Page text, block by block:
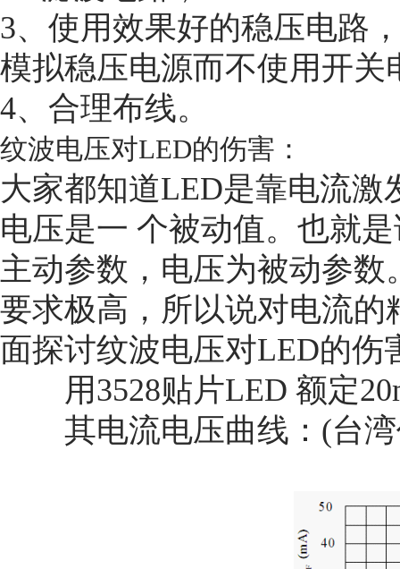
3、使用效果好的稳压电路
模拟稳压电源而不使用开关
4、合理布线。
纹波电压对LED的伤害：
大家都知道LED是靠电流
电压是一 个被动值。也就
主动参数，电压为被动参
要求极高，所以说对电流
面探讨纹波电压对LED的伤
用3528贴片LED 额定
其电流电压曲线：(台湾